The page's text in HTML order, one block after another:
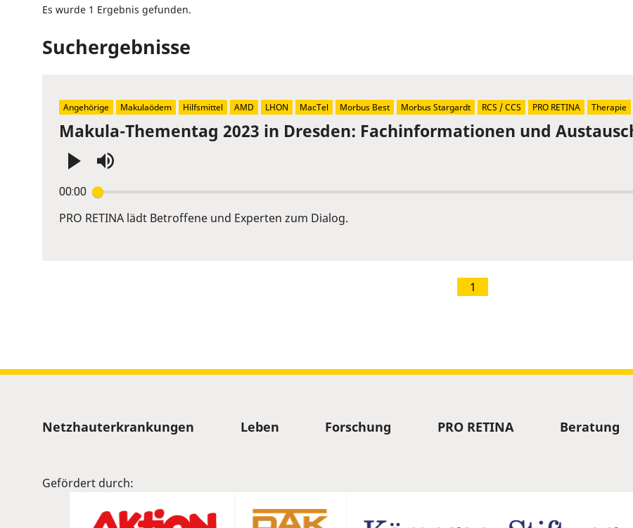
Es wurde 1 Ergebnis gefunden.
Suchergebnisse
Makula-Thementag 2023 in Dresden: Fachinformationen und
00:00
Enter
or
PRO RETINA lädt Betroffene und Experten zum Dialog.
Angehörige Makulaödem Hilfsmittel AMD LHON MacTel Morbus Best Morbus Stargardt RCS / CCS PRO RETINA Therapie
1
Sitemap
Netzhauterkrankungen Leben Forschung PRO RETINA Beratung
Gefördert durch: